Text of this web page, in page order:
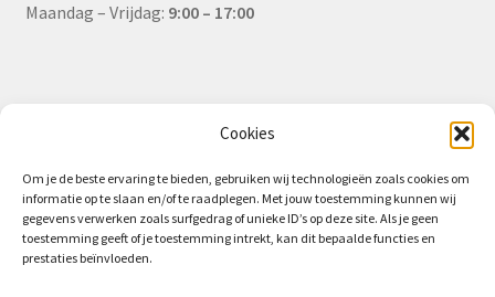
Cookies
Om je de beste ervaring te bieden, gebruiken wij technologieën zoals cookies om
informatie op te slaan en/of te raadplegen. Met jouw toestemming kunnen wij
gegevens verwerken zoals surfgedrag of unieke ID’s op deze site. Als je geen
toestemming geeft of je toestemming intrekt, kan dit bepaalde functies en
prestaties beïnvloeden.
Maandag – Vrijdag: 9:00 – 17:00
Algemene Voorwaarden (B2B)
Privacy & Cookiebeleid